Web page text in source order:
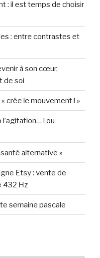
: il est temps de choisir
: entre contrastes et
à son cœur,
de soi
crée le mouvement ! »
! ou
alternative »
Etsy : vente de
432 Hz
semaine pascale